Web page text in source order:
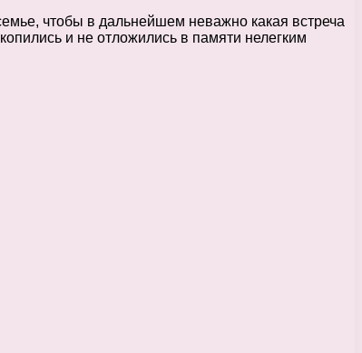
чтобы в дальнейшем неважно какая встреча
и не отложились в памяти нелегким